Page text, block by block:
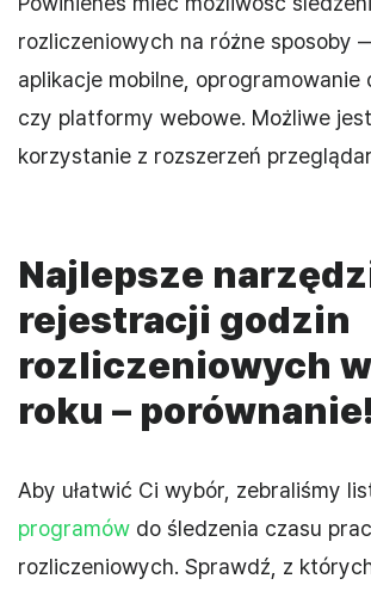
rozliczeniowych na różne sposoby
aplikacje mobilne, oprogramowanie
czy platformy webowe. Możliwe
korzystanie z rozszerzeń
Najlepsze
rejestracji godzin
rozliczeniowych
roku – porównanie!
Aby ułatwić Ci wybór, zebraliśmy
programów do śledzenia czasu
rozliczeniowych. Sprawdź, z